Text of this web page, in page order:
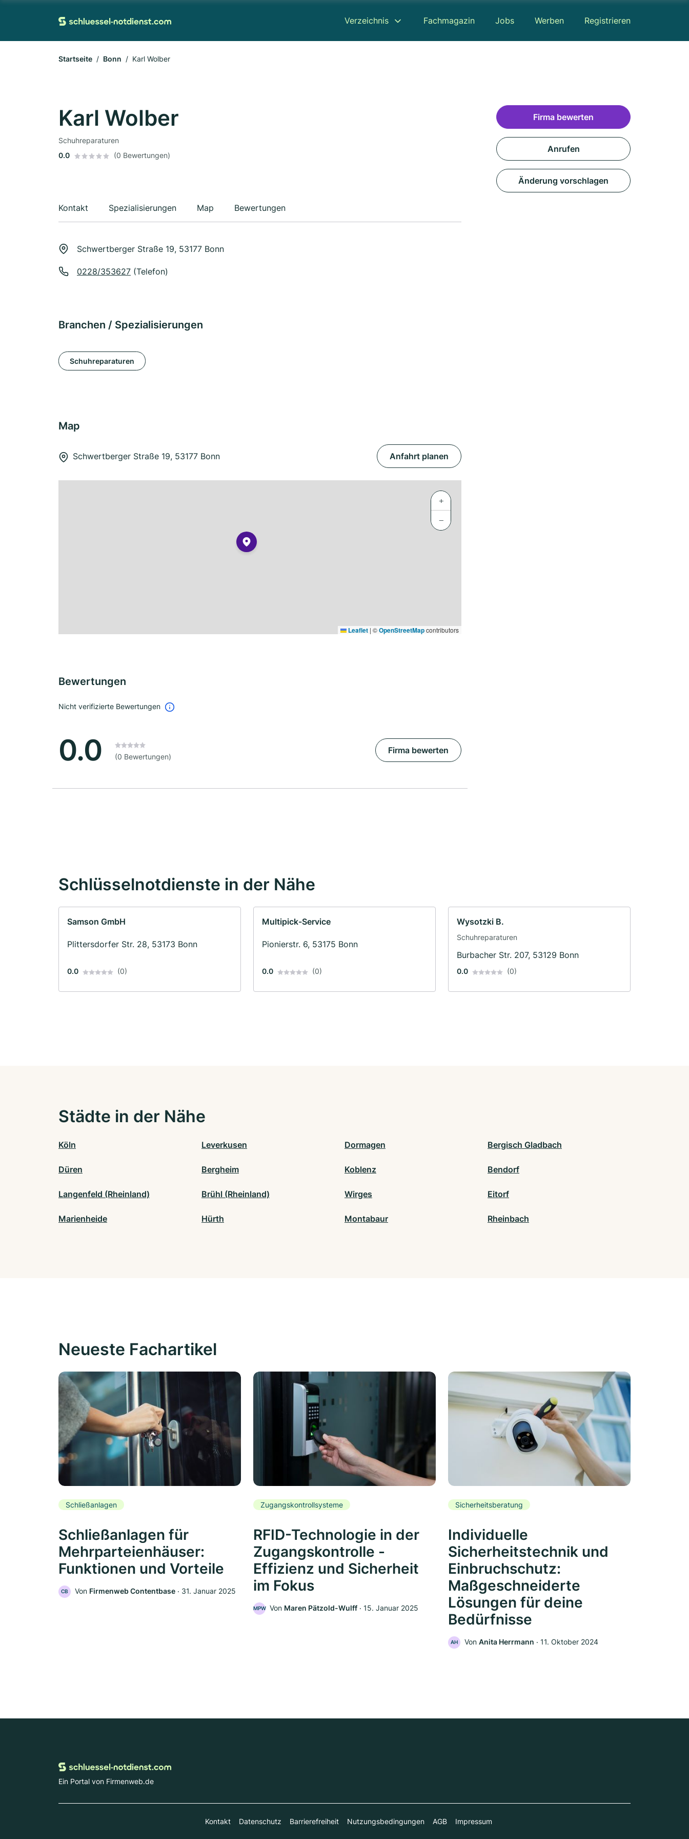
Verzeichnis Fachmagazin Jobs Werben Registrieren
Startseite Bonn Karl Wolber
Karl Wolber
Schuhreparaturen
0.0
(0 Bewertungen)
Kontakt Spezialisierungen Map Bewertungen
Schwertberger Straße 19, 53177 Bonn
0228/353627 (Telefon)
Branchen / Spezialisierungen
Schuhreparaturen
Map
Schwertberger Straße 19, 53177 Bonn Anfahrt planen
+
−
Leaflet | ©OpenStreetMapcontributors
Bewertungen
Nicht verifizierte Bewertungen
0.0 (0 Bewertungen)
Firma bewerten
Firma bewerten
Anrufen
Änderung vorschlagen
Schlüsselnotdienste in der Nähe
Samson GmbH
Plittersdorfer Str. 28, 53173 Bonn
0.0 (0)
Multipick-Service
Pionierstr. 6, 53175 Bonn
0.0 (0)
Wysotzki B.
Schuhreparaturen
Burbacher Str. 207, 53129 Bonn
0.0 (0)
Städte in der Nähe
Köln Leverkusen Dormagen Bergisch Gladbach
Düren Bergheim Koblenz Bendorf
Langenfeld (Rheinland) Brühl (Rheinland) Wirges Eitorf
Marienheide Hürth Montabaur Rheinbach
Neueste Fachartikel
Schließanlagen
Schließanlagen für
Mehrparteienhäuser:
Funktionen und Vorteile
CB Von Firmenweb Contentbase ‧ 31. Januar 2025
Zugangskontrollsysteme
RFID-Technologie in der
Zugangskontrolle -
Effizienz und Sicherheit
im Fokus
MPW Von Maren Pätzold-Wulff ‧ 15. Januar 2025
Sicherheitsberatung
Individuelle
Sicherheitstechnik und
Einbruchschutz:
Maßgeschneiderte
Lösungen für deine
Bedürfnisse
AH Von Anita Herrmann ‧ 11. Oktober 2024
Ein Portal von Firmenweb.de
Kontakt Datenschutz Barrierefreiheit Nutzungsbedingungen AGB Impressum